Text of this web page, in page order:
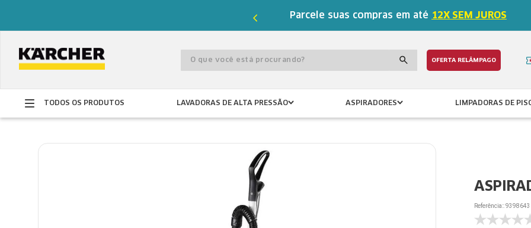
Parcele suas compras em até 12X SEM JUROS
O que você está procurando? OFERTA RELÂMPAGO
TODOS OS PRODUTOS LAVADORAS DE ALTA PRESSÃO ASPIRADORES LIMPADORAS DE
Referência::